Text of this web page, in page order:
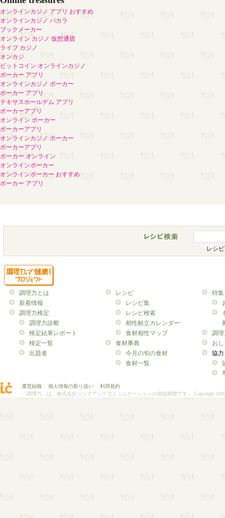
オンラインカジノ アプリ おすすめ
オンラインカジノ バカラ
ブックメーカー
オンライン カジノ 仮想通貨
ライブ カジノ
オンカジ
ビットコイン オンラインカジノ
ポーカー アプリ
オンラインカジノ ポーカー
ポーカー アプリ
テキサスホールデム アプリ
ポーカーアプリ
オンライン ポーカー
ポーカーアプリ
オンラインカジノ ポーカー
ポーカーアプリ
ポーカー オンライン
オンラインポーカー
オンラインポーカー おすすめ
ポーカー アプリ
レシ
調理力とは
新着情報
調理力検定
調理力診断
検定結果レポート
検定一覧
出題者
レシピ
レシピ集
レシピ検索
相性献立カレンダー
食材相性マップ
食材事典
今月の旬の食材
食材一覧
特集
調
お
協力
運営組織 個人情報の取り扱い
利用規約
「調理力」は、株式会社リンクアンドコミュニケーションの登録商標です。 Copyright